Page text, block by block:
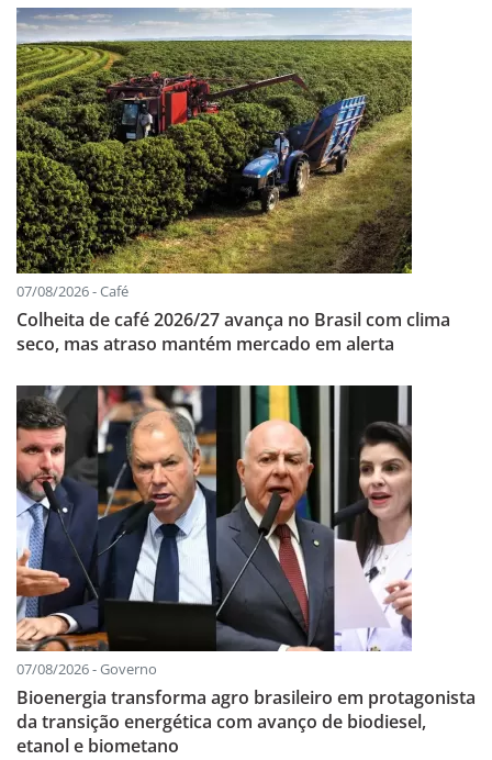
07/08/2026 - Café
Colheita de café 2026/27 avança no Brasil com clima
seco, mas atraso mantém mercado em alerta
07/08/2026 - Governo
Bioenergia transforma agro brasileiro em protagonista
da transição energética com avanço de biodiesel,
etanol e biometano